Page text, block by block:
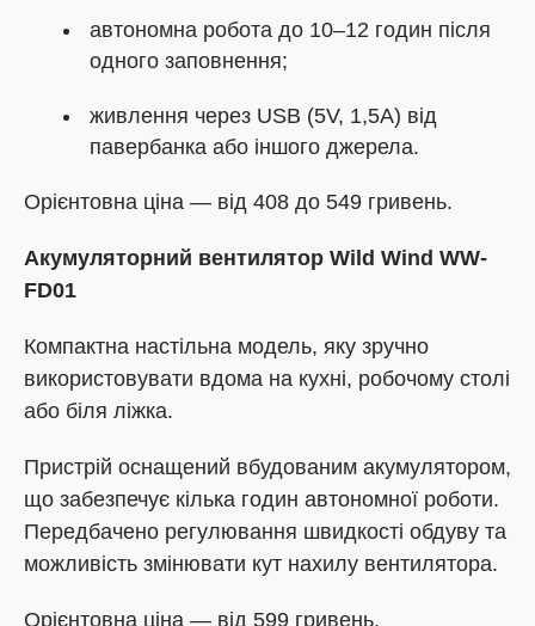
автономна робота до 10–12 годин після
одного заповнення;
живлення через USB (5V, 1,5A) від
павербанка або іншого джерела.
Орієнтовна ціна — від 408 до 549 гривень.
Акумуляторний вентилятор Wild Wind WW-
FD01
Компактна настільна модель, яку зручно
використовувати вдома на кухні, робочому столі
або біля ліжка.
Пристрій оснащений вбудованим акумулятором,
що забезпечує кілька годин автономної роботи.
Передбачено регулювання швидкості обдуву та
можливість змінювати кут нахилу вентилятора.
Орієнтовна ціна — від 599 гривень.